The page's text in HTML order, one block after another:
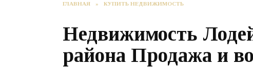
ГЛАВНАЯ » КУПИТЬ НЕДВИЖИМОСТЬ
Недвижимость
района Продажа и